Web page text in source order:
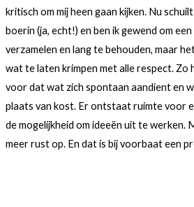
kritisch om mij heen gaan kijken. Nu
boerin (ja, echt!) en ben ik gewend om
verzamelen en lang te behouden, maar
wat te laten krimpen met alle respect. Zo
voor dat wat zich spontaan aandient en
plaats van kost. Er ontstaat ruimte voor
de mogelijkheid om ideeën uit te werken.
meer rust op. En dat is bij voorbaat een